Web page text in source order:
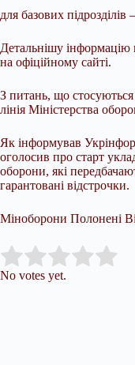
для базових підрозділів
Детальнішу інформацію
на офіційному сайті.
З питань, що
лінія Міністерства
Як інформував
оголосив про старт
оборони, які
гарантовані відстрочки.
Міноборони Полонені
Rate this item:
No votes yet.